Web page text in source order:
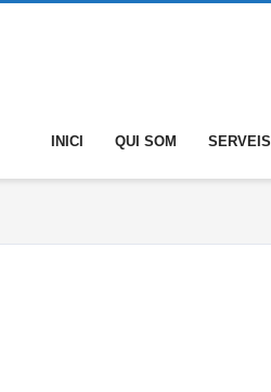
INICI QUI SOM SERVEIS